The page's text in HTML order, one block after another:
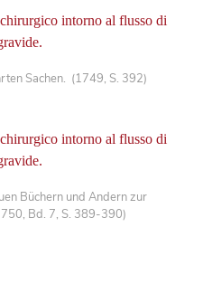
intorno al flusso di
Sachen. (1749, S. 392)
intorno al flusso di
Büchern und Andern zur
Bd. 7, S. 389-390)